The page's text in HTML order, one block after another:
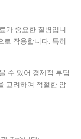
가 중요한 질병입니
로 작용합니다. 특히
수 있어 경제적 부담
고려하여 적절한 암